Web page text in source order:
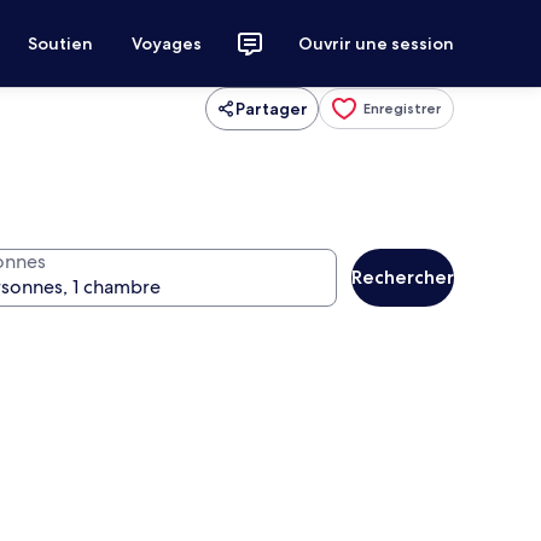
Soutien Voyages Ouvrir une session
Partager Enregistrer
Rechercher